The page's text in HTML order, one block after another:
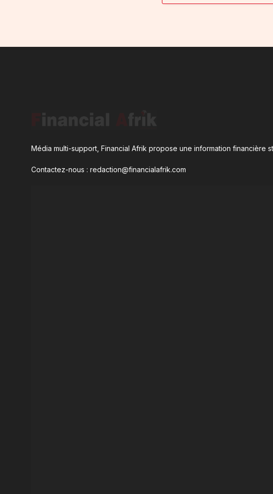
Média multi-support, Financial Afrik propose une information financière
Contactez-nous : redaction@financialafrik.com